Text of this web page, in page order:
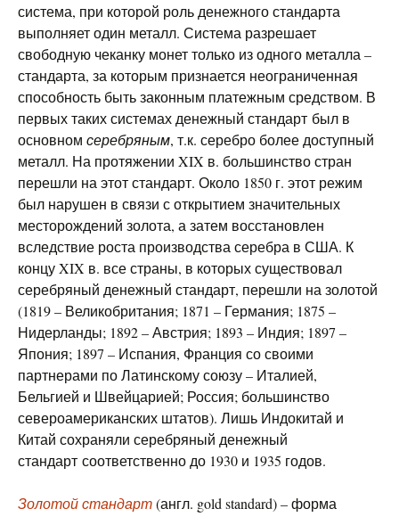
система, при которой роль денежного стандарта
выполняет один металл. Система разрешает
свободную чеканку монет только из одного металла –
стандарта, за которым признается неограниченная
способность быть законным платежным средством. В
первых таких системах денежный стандарт был в
основном серебряным, т.к. серебро более доступный
металл. На протяжении XIX в. большинство стран
перешли на этот стандарт. Около 1850 г. этот режим
был нарушен в связи с открытием значительных
месторождений золота, а затем восстановлен
вследствие роста производства серебра в США. К
концу XIX в. все страны, в которых существовал
серебряный денежный стандарт, перешли на золотой
(1819 – Великобритания; 1871 – Германия; 1875 –
Нидерланды; 1892 – Австрия; 1893 – Индия; 1897 –
Япония; 1897 – Испания, Франция со своими
партнерами по Латинскому союзу – Италией,
Бельгией и Швейцарией; Россия; большинство
североамериканских штатов). Лишь Индокитай и
Китай сохраняли серебряный денежный
стандарт соответственно до 1930 и 1935 годов.
Золотой стандарт(англ. gold standard) – форма